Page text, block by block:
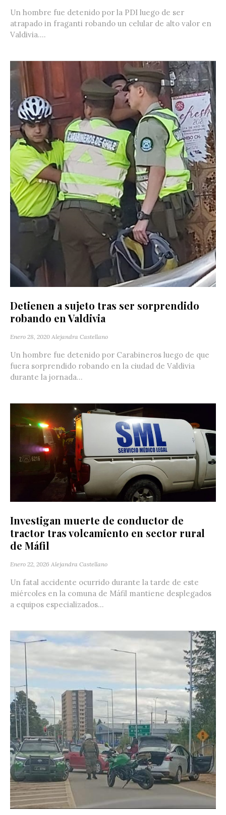
Un hombre fue detenido por la PDI luego de ser
atrapado in fraganti robando un celular de alto valor en
Valdivia....
Detienen a sujeto tras ser sorprendido
robando en Valdivia
Enero 28, 2020 Alejandra Castellano
Un hombre fue detenido por Carabineros luego de que
fuera sorprendido robando en la ciudad de Valdivia
durante la jornada...
Investigan muerte de conductor de
tractor tras volcamiento en sector rural
de Máfil
Enero 22, 2026 Alejandra Castellano
Un fatal accidente ocurrido durante la tarde de este
miércoles en la comuna de Máfil mantiene desplegados
a equipos especializados...